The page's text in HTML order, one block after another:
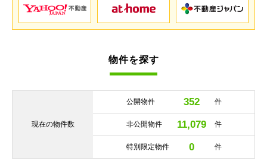
物件を探す
現在の物件数
公開物件 352 件
非公開物件 11,079 件
特別限定物件 0 件